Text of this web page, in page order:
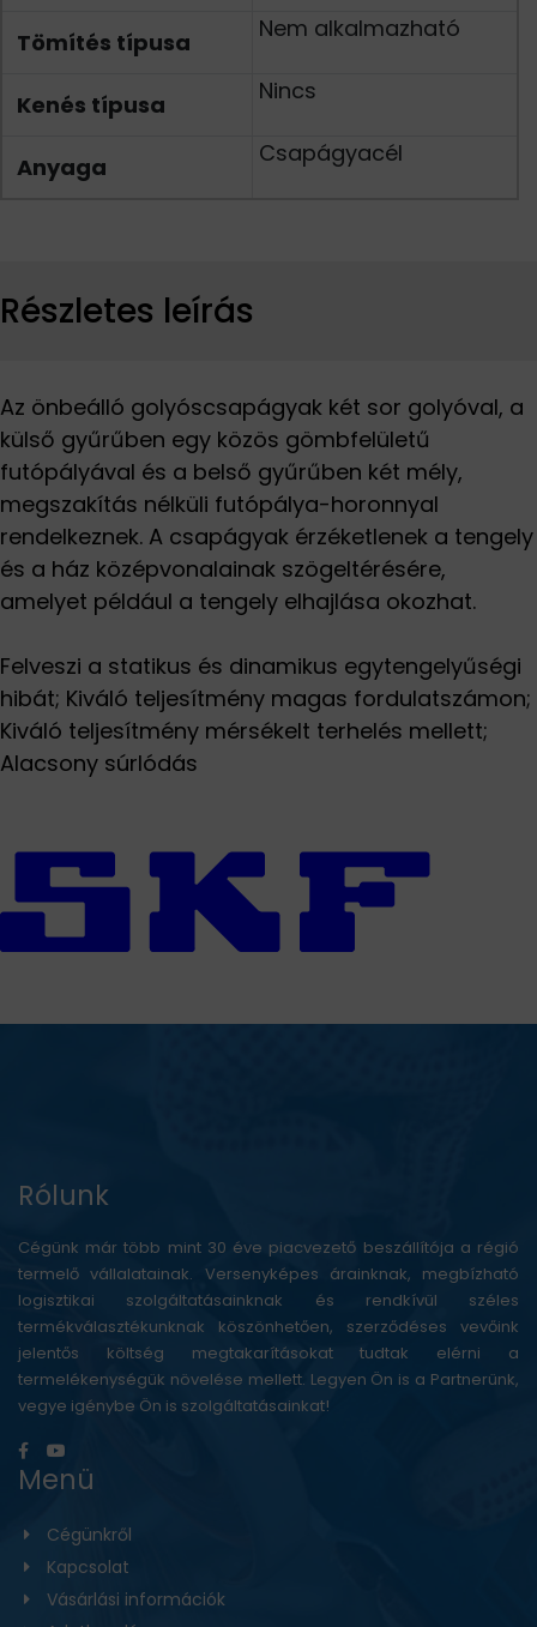
Tömítés típusa Nem alkalmazható
Kenés típusa Nincs
Anyaga Csapágyacél
Részletes leírás
Az önbeálló golyóscsapágyak két sor golyóval, a
külső gyűrűben egy közös gömbfelületű
futópályával és a belső gyűrűben két mély,
megszakítás nélküli futópálya-horonnyal
rendelkeznek. A csapágyak érzéketlenek a tengely
és a ház középvonalainak szögeltérésére,
amelyet például a tengely elhajlása okozhat.
Felveszi a statikus és dinamikus egytengelyűségi
hibát; Kiváló teljesítmény magas fordulatszámon;
Kiváló teljesítmény mérsékelt terhelés mellett;
Alacsony súrlódás
Rólunk
Cégünk már több mint 30 éve piacvezető beszállítója a régió
termelő vállalatainak. Versenyképes árainknak, megbízható
logisztikai szolgáltatásainknak és rendkívül széles
termékválasztékunknak köszönhetően, szerződéses vevőink
jelentős költség megtakarításokat tudtak elérni a
termelékenységük növelése mellett. Legyen Ön is a Partnerünk,
vegye igénybe Ön is szolgáltatásainkat!
Menü
Cégünkről
Kapcsolat
Vásárlási információk